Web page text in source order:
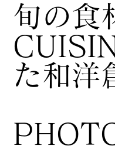
旬の食
た和洋